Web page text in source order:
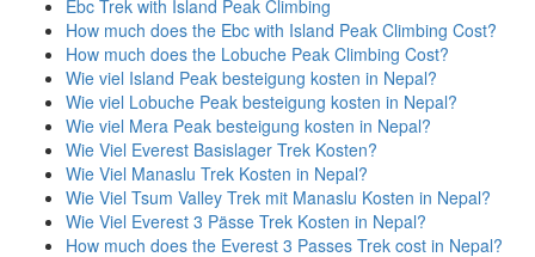
Ebc Trek with Island Peak Climbing
How much does the Ebc with Island Peak Climbing Cost?
How much does the Lobuche Peak Climbing Cost?
Wie viel Island Peak besteigung kosten in Nepal?
Wie viel Lobuche Peak besteigung kosten in Nepal?
Wie viel Mera Peak besteigung kosten in Nepal?
Wie Viel Everest Basislager Trek Kosten?
Wie Viel Manaslu Trek Kosten in Nepal?
Wie Viel Tsum Valley Trek mit Manaslu Kosten in Nepal?
Wie Viel Everest 3 Pässe Trek Kosten in Nepal?
How much does the Everest 3 Passes Trek cost in Nepal?